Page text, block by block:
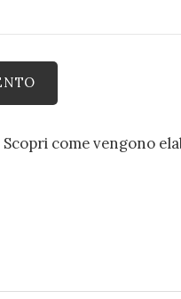
Scopri come vengono